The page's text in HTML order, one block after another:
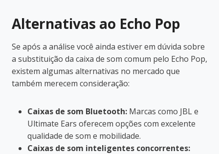
Alternativas ao Echo Pop
Se após a análise você ainda estiver em dúvida sobre
a substituição da caixa de som comum pelo Echo Pop,
existem algumas alternativas no mercado que
também merecem consideração:
Caixas de som Bluetooth: Marcas como JBL e
Ultimate Ears oferecem opções com excelente
qualidade de som e mobilidade.
Caixas de som inteligentes concorrentes: